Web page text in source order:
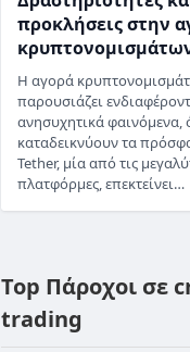
προκλήσεις στην
Η αγορά
παρουσιάζει
ανησυχητικά φαινόμενα,
καταδεικνύουν τα
Tether, μία από τις
πλατφόρμες, επεκτείνει…
Top Πάροχοι σε
trading